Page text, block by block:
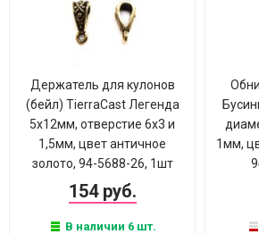
Держатель для кулонов
(бейл) TierraCast Легенда
5х12мм, отверстие 6х3 и
1,5мм, цвет античное
золото, 94-5688-26, 1шт
154 руб.
В наличии 6 шт.
1мм,